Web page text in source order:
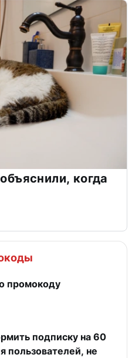
когда
промокоду
подписку на 60
пользователей, не